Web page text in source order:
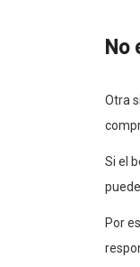
No
Otra
Si el
Por